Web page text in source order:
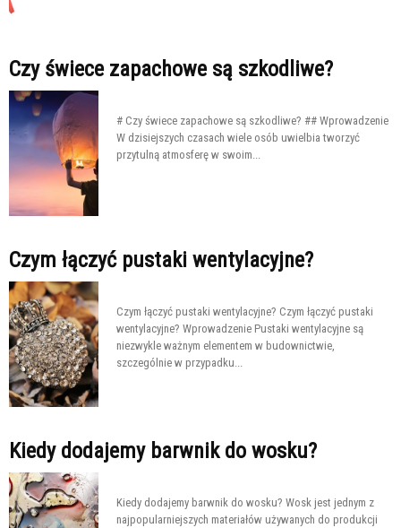
Czy świece zapachowe są szkodliwe?
# Czy świece zapachowe są szkodliwe? ## Wprowadzenie
W dzisiejszych czasach wiele osób uwielbia tworzyć
przytulną atmosferę w swoim...
Czym łączyć pustaki wentylacyjne?
Czym łączyć pustaki wentylacyjne? Czym łączyć pustaki
wentylacyjne? Wprowadzenie Pustaki wentylacyjne są
niezwykle ważnym elementem w budownictwie,
szczególnie w przypadku...
Kiedy dodajemy barwnik do wosku?
Kiedy dodajemy barwnik do wosku? Wosk jest jednym z
najpopularniejszych materiałów używanych do produkcji